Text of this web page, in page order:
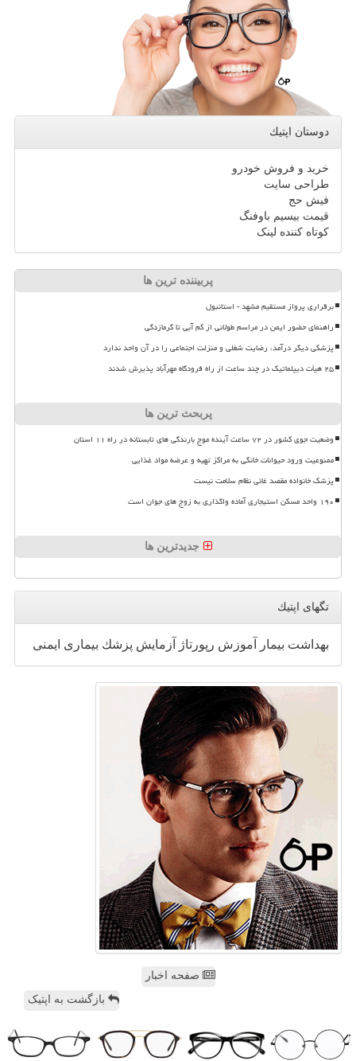
دوستان اپتیك
خرید و فروش خودرو
طراحی سایت
فیش حج
قیمت بیسیم باوفنگ
کوتاه کننده لینک
پربیننده ترین ها
برقراری پرواز مستقیم مشهد - استانبول
راهنمای حضور ایمن در مراسم طولانی از کم آبی تا گرمازدگی
پزشکی دیگر درآمد، رضایت شغلی و منزلت اجتماعی را در آن واحد ندارد
۲۵ هیأت دیپلماتیک در چند ساعت از راه فرودگاه مهرآباد پذیرش شدند
پربحث ترین ها
وضعیت جوی کشور در ۷۲ ساعت آینده موج بارندگی های تابستانه در راه ۱۱ استان
ممنوعیت ورود حیوانات خانگی به مراکز تهیه و عرضه مواد غذایی
پزشک خانواده مقصد غائی نظام سلامت نیست
۱۹۰ واحد مسکن استیجاری آماده واگذاری به زوج های جوان است
جدیدترین ها
تگهای اپتیك
بهداشت بیمار آموزش رپورتاژ آزمایش پزشك بیماری ایمنی
صفحه اخبار
بازگشت به اپتیک